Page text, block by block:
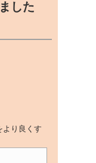
した
より良くす